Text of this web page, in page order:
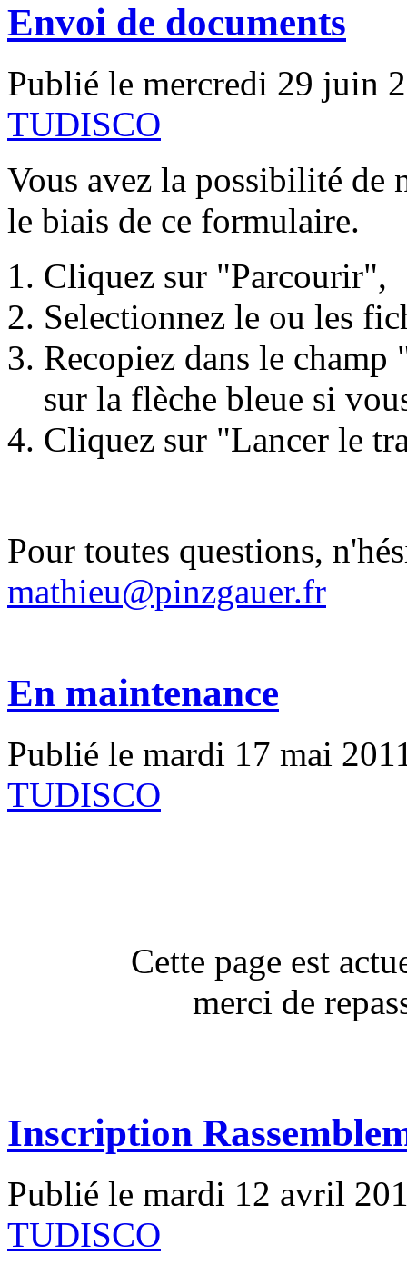
Envoi de documents
Publié le mercredi 29 juin
TUDISCO
Vous avez la possibilité de
le biais de ce formulaire.
Cliquez sur "Parcourir",
Selectionnez le ou les
Recopiez dans le
sur la flèche bleue si
Cliquez sur "Lancer le
Pour toutes questions,
mathieu@pinzgauer.fr
En maintenance
Publié le mardi 17 mai
TUDISCO
Cette page est
merci de
Inscription
Publié le mardi 12 avril
TUDISCO